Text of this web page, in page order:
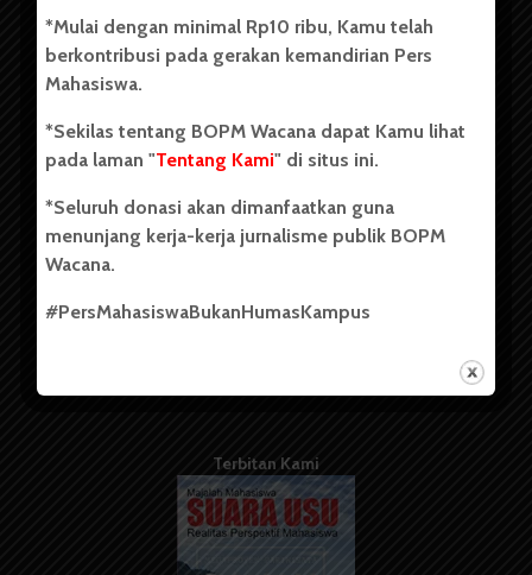
berdiri pada 1 Juli 1995.
Kontribusi
Info Iklan
Pedoman Media Siber
Kode Etik Jurnalistik
Terbitan Kami
*Mulai dengan minimal Rp10 ribu, Kamu telah
berkontribusi pada gerakan kemandirian Pers
Mahasiswa.
*Sekilas tentang BOPM Wacana dapat Kamu lihat
pada laman "Tentang Kami" di situs ini.
*Seluruh donasi akan dimanfaatkan guna
menunjang kerja-kerja jurnalisme publik BOPM
Wacana.
#PersMahasiswaBukanHumasKampus